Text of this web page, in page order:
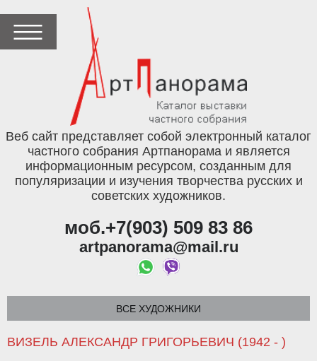
Веб сайт представляет собой электронный каталог
частного собрания Артпанорама и является
информационным ресурсом, созданным для
популяризации и изучения творчества русских и
советских художников.
моб.+7(903) 509 83 86
artpanorama@mail.ru
ВСЕ ХУДОЖНИКИ
ВИЗЕЛЬ АЛЕКСАНДР ГРИГОРЬЕВИЧ (1942 - )